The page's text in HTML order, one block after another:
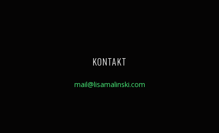
KONTAKT
mail@lisamalinski.com